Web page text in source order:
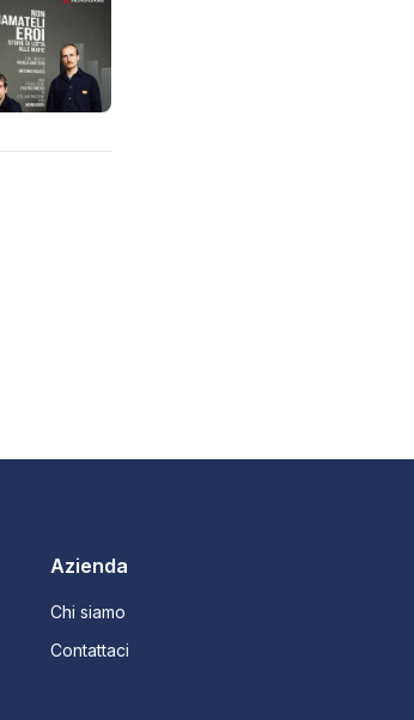
Azienda
Chi siamo
Contattaci